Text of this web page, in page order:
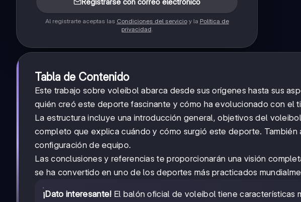
Al registrarte aceptas las Condiciones del servicioy la Política de
privacidad.
Tabla de Contenido
Este trabajo sobre voleibol abarca desde sus orígenes hasta sus
quién creó este deporte fascinante y cómo ha evolucionado con el
La estructura incluye una introducción general, objetivos del
completo que explica cuándo y cómo surgió este deporte. También
configuración de equipo.
Las conclusiones y referencias te proporcionarán una visión
se ha convertido en uno de los deportes más practicados
¡Dato interesante! El balón oficial de voleibol tiene características